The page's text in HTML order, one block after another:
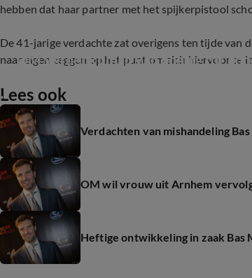
hebben dat haar partner met het spijkerpistool
De 41-jarige verdachte zat overigens ten tijde van
naar eigen zeggen op het punt om zich hiervoor te
2:46
OM verdenkt man van poging tot
Lees ook
Verdachten van mishandeling
OM wil vrouw uit Arnhem
Heftige ontwikkeling in zaak Bas